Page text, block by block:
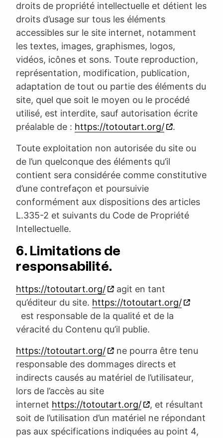
droits de propriété intellectuelle et détient les
droits d’usage sur tous les éléments
accessibles sur le site internet, notamment
les textes, images, graphismes, logos,
vidéos, icônes et sons. Toute reproduction,
représentation, modification, publication,
adaptation de tout ou partie des éléments du
site, quel que soit le moyen ou le procédé
utilisé, est interdite, sauf autorisation écrite
préalable de : https://totoutart.org/ .
Toute exploitation non autorisée du site ou
de l’un quelconque des éléments qu’il
contient sera considérée comme constitutive
d’une contrefaçon et poursuivie
conformément aux dispositions des articles
L.335-2 et suivants du Code de Propriété
Intellectuelle.
6. Limitations de
responsabilité.
https://totoutart.org/
agit en tant
qu’éditeur du site. https://totoutart.org/
est responsable de la qualité et de la
véracité du Contenu qu’il publie.
https://totoutart.org/
ne pourra être tenu
responsable des dommages directs et
indirects causés au matériel de l’utilisateur,
lors de l’accès au site
internet https://totoutart.org/
, et résultant
soit de l’utilisation d’un matériel ne répondant
pas aux spécifications indiquées au point 4,